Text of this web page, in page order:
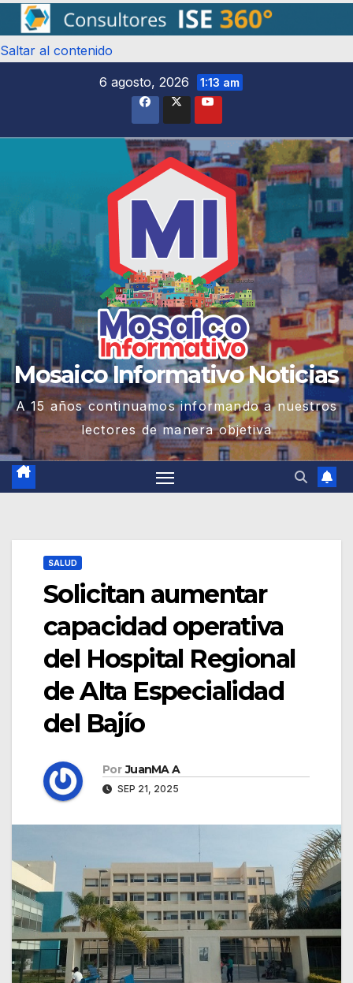
Saltar al contenido
6 agosto, 2026
1:13 am
Mosaico Informativo Noticias
A 15 años continuamos informando a nuestros
lectores de manera objetiva
SALUD
Solicitan aumentar
capacidad operativa
del Hospital Regional
de Alta Especialidad
del Bajío
Por JuanMA A
SEP 21, 2025